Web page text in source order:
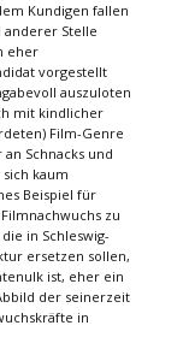
Kundigen fallen
Stelle
eher
vorgestellt
auszuloten
mit kindlicher
Film-Genre
Schnacks und
kaum
Beispiel für
zu
in Schleswig-
ersetzen sollen,
ist, eher ein
der seinerzeit
in